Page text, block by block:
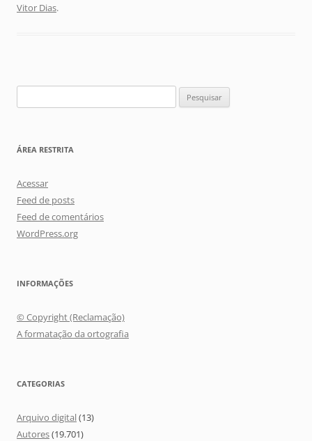
Vitor Dias.
por:
ÁREA RESTRITA
Acessar
Feed de posts
Feed de comentários
WordPress.org
INFORMAÇÕES
© Copyright (Reclamação)
A formatação da ortografia
CATEGORIAS
Arquivo digital(13)
Autores(19.701)